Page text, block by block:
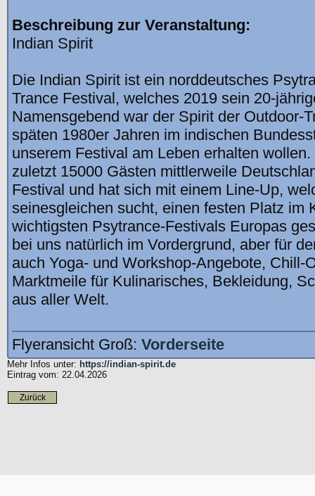
Beschreibung zur Veranstaltung:
Indian Spirit
Die Indian Spirit ist ein norddeutsches
Trance Festival, welches 2019 sein 20-
Namensgebend war der Spirit der Outdoor-
späten 1980er Jahren im indischen
unserem Festival am Leben erhalten
zuletzt 15000 Gästen mittlerweile
Festival und hat sich mit einem Line-Up,
seinesgleichen sucht, einen festen Platz im
wichtigsten Psytrance-Festivals Europas
bei uns natürlich im Vordergrund, aber für
auch Yoga- und Workshop-Angebote, Chill-
Marktmeile für Kulinarisches, Bekleidung,
aus aller Welt.
Flyeransicht Groß: Vorderseite
Mehr Infos unter: https://indian-spirit.de
Eintrag vom: 22.04.2026